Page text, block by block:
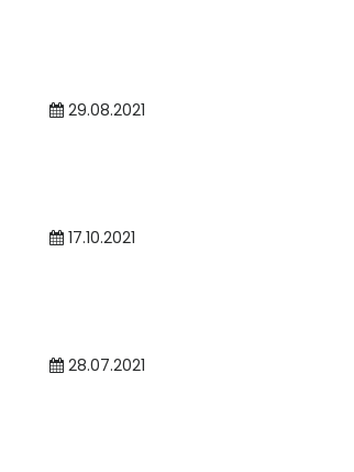
29.08.2021
17.10.2021
28.07.2021